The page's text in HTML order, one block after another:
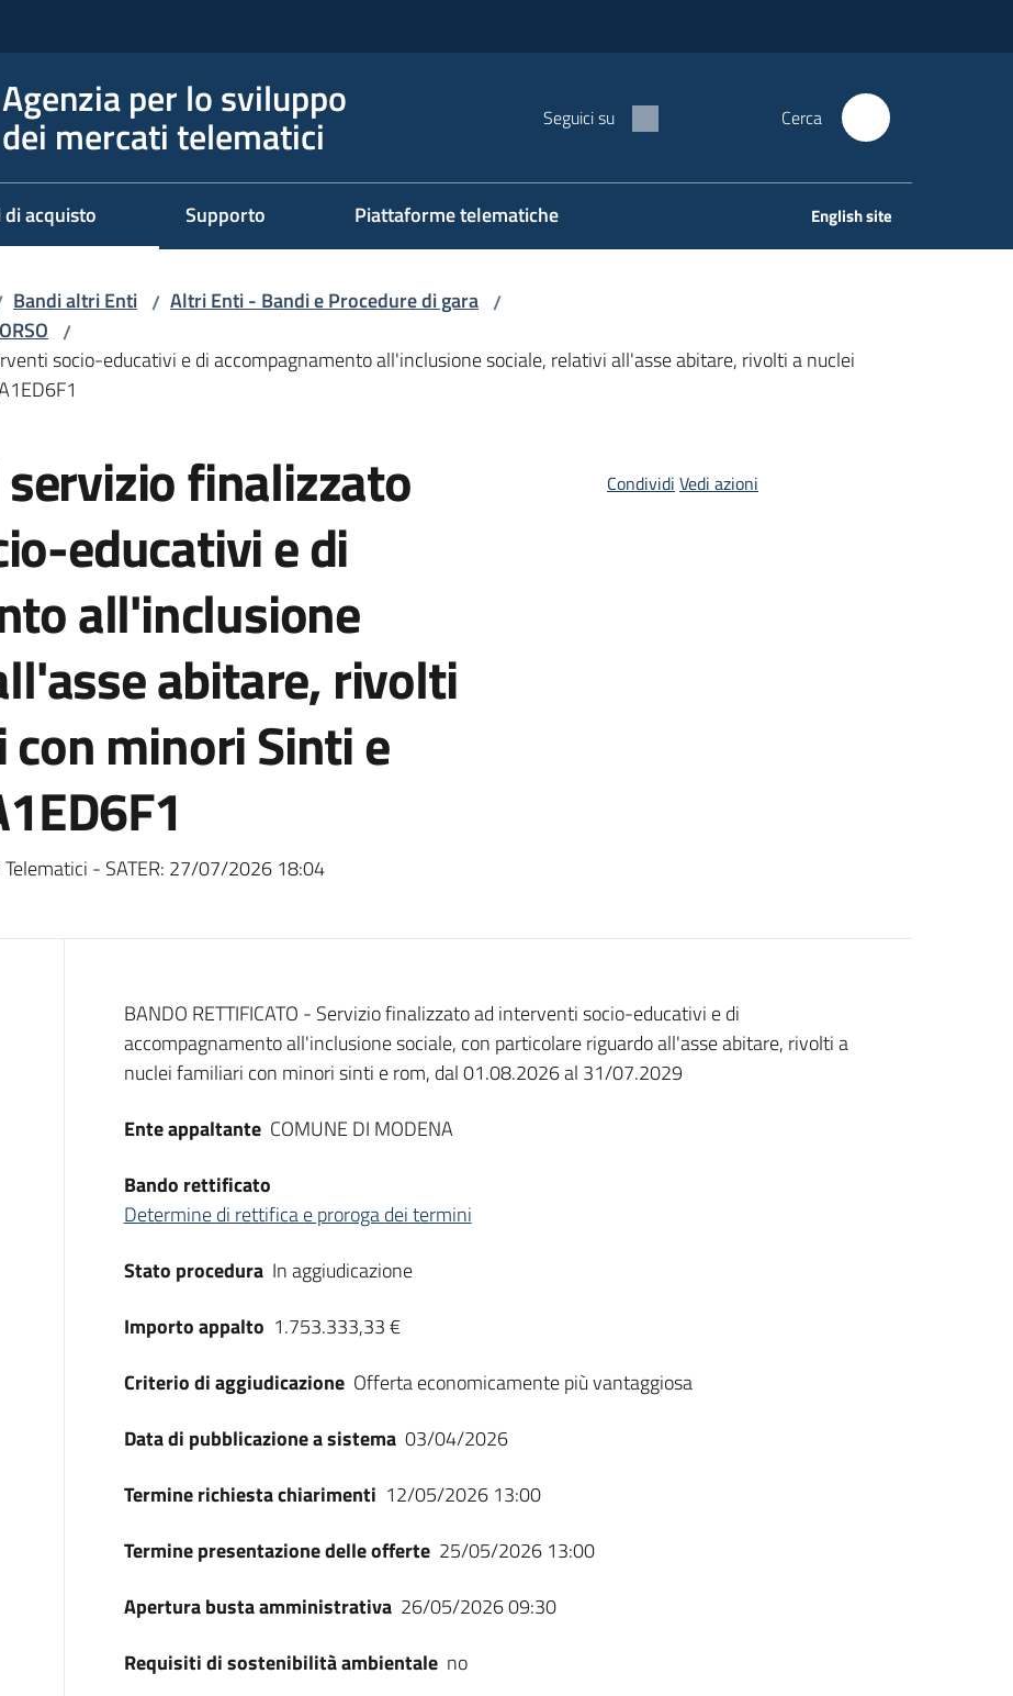
Agenzia per lo sviluppo
dei mercati telematici Seguici su Cerca
acquisto Supporto Piattaforme telematiche English site
Bandi altri Enti / Altri Enti - Bandi e Procedure di gara /
/
socio-educativi e di accompagnamento all'inclusione sociale, relativi all'asse abitare, rivolti a nuclei
finalizzato
educativi e di
all'inclusione
abitare, rivolti
minori Sinti e
- SATER: 27/07/2026 18:04
Condividi Vedi azioni
Dati del bando
BANDO RETTIFICATO - Servizio finalizzato ad interventi socio-educativi e di
accompagnamento all'inclusione sociale, con particolare riguardo all'asse abitare, rivolti a
nuclei familiari con minori sinti e rom, dal 01.08.2026 al 31/07.2029
Ente appaltante COMUNE DI MODENA
Bando rettificato
Determine di rettifica e proroga dei termini
Stato procedura In aggiudicazione
Importo appalto 1.753.333,33 €
Criterio di aggiudicazione Offerta economicamente più vantaggiosa
Data di pubblicazione a sistema 03/04/2026
Termine richiesta chiarimenti 12/05/2026 13:00
Termine presentazione delle offerte 25/05/2026 13:00
Apertura busta amministrativa 26/05/2026 09:30
Requisiti di sostenibilità ambientale no